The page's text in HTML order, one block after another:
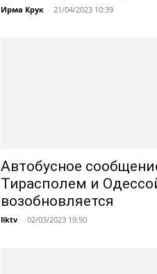
Ирма Крук - 21/04/2023 10:39
Автобусное
Тирасполем и
возобновляется
liktv - 02/03/2023 19:50